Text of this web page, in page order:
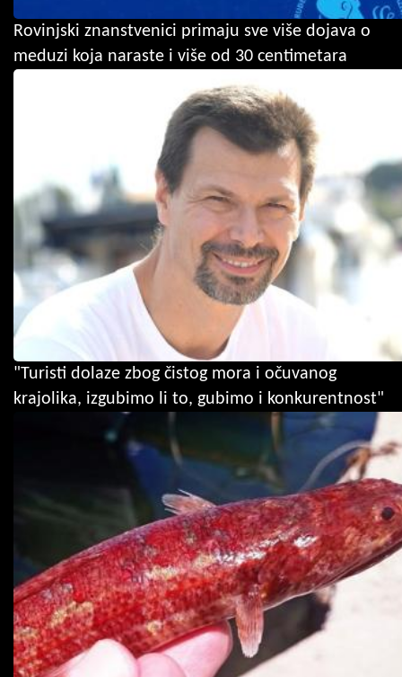
Rovinjski znanstvenici primaju sve više dojava o
meduzi koja naraste i više od 30 centimetara
"Turisti dolaze zbog čistog mora i očuvanog
krajolika, izgubimo li to, gubimo i konkurentnost"